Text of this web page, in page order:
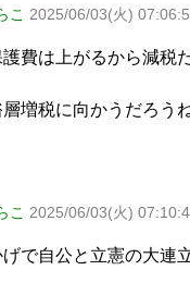
こ 2025/06/03(火)
費は上がるから減税
増税に向かうだろう
こ 2025/06/03(火)
で自公と立憲の大連